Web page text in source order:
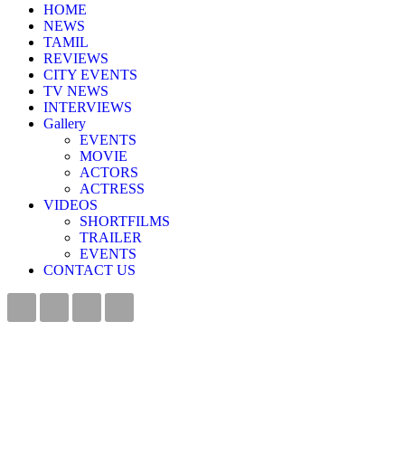
HOME
NEWS
TAMIL
REVIEWS
CITY EVENTS
TV NEWS
INTERVIEWS
Gallery
EVENTS
MOVIE
ACTORS
ACTRESS
VIDEOS
SHORTFILMS
TRAILER
EVENTS
CONTACT US